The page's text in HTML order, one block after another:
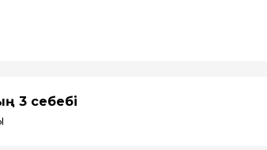
3 себебі